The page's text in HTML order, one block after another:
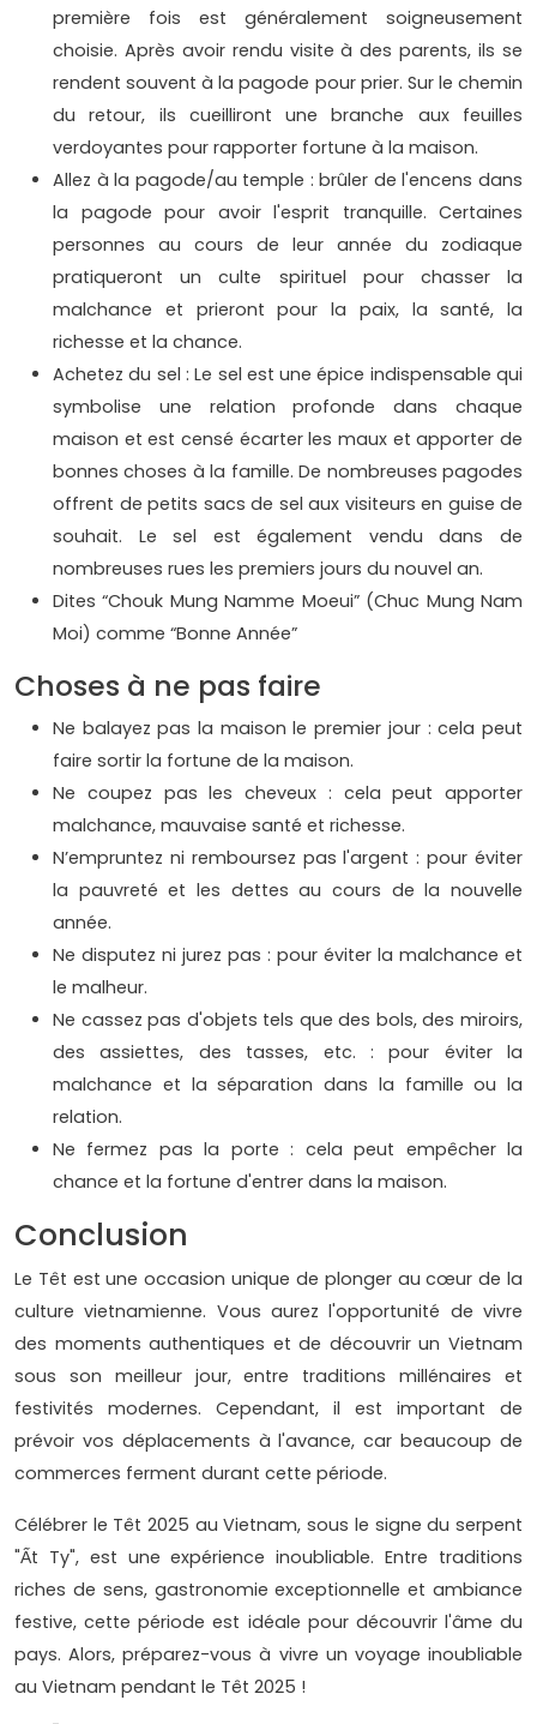
première fois est généralement soigneusement
choisie. Après avoir rendu visite à des parents, ils se
rendent souvent à la pagode pour prier. Sur le chemin
du retour, ils cueilliront une branche aux feuilles
verdoyantes pour rapporter fortune à la maison.
Allez à la pagode/au temple : brûler de l'encens dans
la pagode pour avoir l'esprit tranquille. Certaines
personnes au cours de leur année du zodiaque
pratiqueront un culte spirituel pour chasser la
malchance et prieront pour la paix, la santé, la
richesse et la chance.
Achetez du sel : Le sel est une épice indispensable qui
symbolise une relation profonde dans chaque
maison et est censé écarter les maux et apporter de
bonnes choses à la famille. De nombreuses pagodes
offrent de petits sacs de sel aux visiteurs en guise de
souhait. Le sel est également vendu dans de
nombreuses rues les premiers jours du nouvel an.
Dites “Chouk Mung Namme Moeui” (Chuc Mung Nam
Moi) comme “Bonne Année”
Choses à ne pas faire
Ne balayez pas la maison le premier jour : cela peut
faire sortir la fortune de la maison.
Ne coupez pas les cheveux : cela peut apporter
malchance, mauvaise santé et richesse.
N’empruntez ni remboursez pas l'argent : pour éviter
la pauvreté et les dettes au cours de la nouvelle
année.
Ne disputez ni jurez pas : pour éviter la malchance et
le malheur.
Ne cassez pas d'objets tels que des bols, des miroirs,
des assiettes, des tasses, etc. : pour éviter la
malchance et la séparation dans la famille ou la
relation.
Ne fermez pas la porte : cela peut empêcher la
chance et la fortune d'entrer dans la maison.
Conclusion
Le Têt est une occasion unique de plonger au cœur de la
culture vietnamienne. Vous aurez l'opportunité de vivre
des moments authentiques et de découvrir un Vietnam
sous son meilleur jour, entre traditions millénaires et
festivités modernes. Cependant, il est important de
prévoir vos déplacements à l'avance, car beaucoup de
commerces ferment durant cette période.
Célébrer le Têt 2025 au Vietnam, sous le signe du serpent
"Ất Ty", est une expérience inoubliable. Entre traditions
riches de sens, gastronomie exceptionnelle et ambiance
festive, cette période est idéale pour découvrir l'âme du
pays. Alors, préparez-vous à vivre un voyage inoubliable
au Vietnam pendant le Têt 2025 !